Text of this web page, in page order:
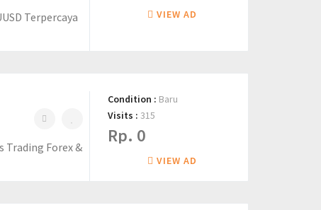
Terpercaya
VIEW AD
Trading Forex &
Condition : Baru
Visits : 315
Rp. 0
VIEW AD